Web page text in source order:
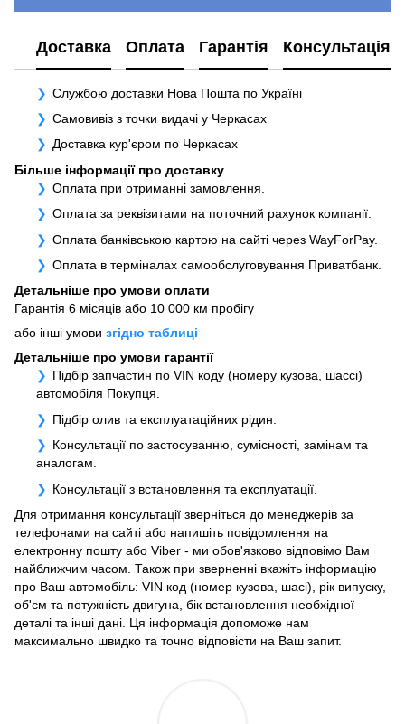
Доставка Оплата Гарантія Консультація
Службою доставки Нова Пошта по Україні
Самовивіз з точки видачі у Черкасах
Доставка кур'єром по Черкасах
Більше інформації про доставку
Оплата при отриманні замовлення.
Оплата за реквізитами на поточний рахунок компанії.
Оплата банківською картою на сайті через WayForPay.
Оплата в терміналах самообслуговування Приватбанк.
Детальніше про умови оплати
Гарантія 6 місяців або 10 000 км пробігу
або інші умови згідно таблиці
Детальніше про умови гарантії
Підбір запчастин по VIN коду (номеру кузова, шассі)
автомобіля Покупця.
Підбір олив та експлуатаційних рідин.
Консультації по застосуванню, сумісності, замінам та
аналогам.
Консультації з встановлення та експлуатації.
Для отримання консультації зверніться до менеджерів за
телефонами на сайті або напишіть повідомлення на
електронну пошту або Viber - ми обов'язково відповімо Вам
найближчим часом. Також при зверненні вкажіть інформацію
про Ваш автомобіль: VIN код (номер кузова, шасі), рік випуску,
об'єм та потужність двигуна, бік встановлення необхідної
деталі та інші дані. Ця інформація допоможе нам
максимально швидко та точно відповісти на Ваш запит.